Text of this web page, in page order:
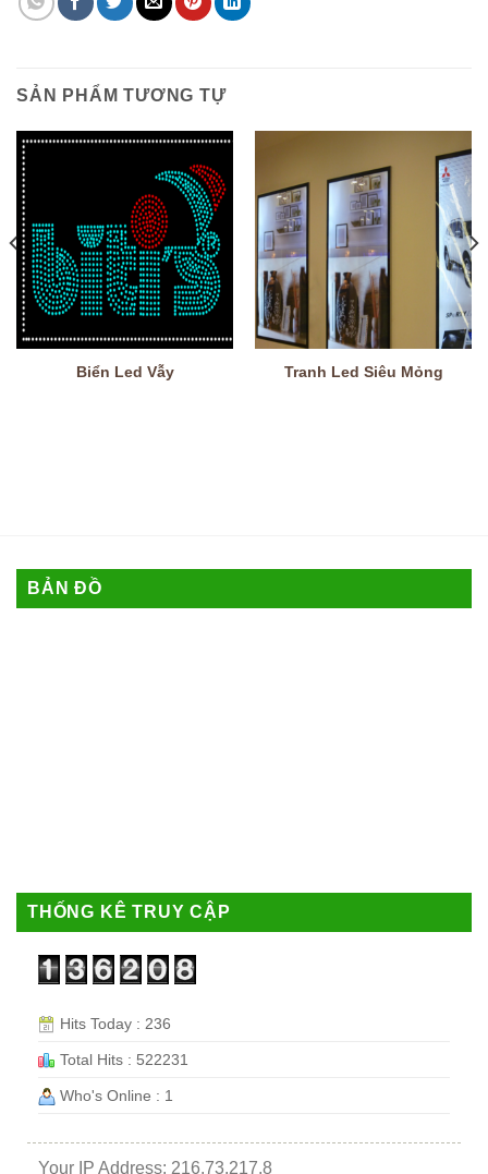
SẢN PHẨM TƯƠNG TỰ
Biển Led Vẫy Tranh Led Siêu Mỏng
BẢN ĐỒ
THỐNG KÊ TRUY CẬP
Hits Today : 236
Total Hits : 522231
Who's Online : 1
Your IP Address: 216.73.217.8